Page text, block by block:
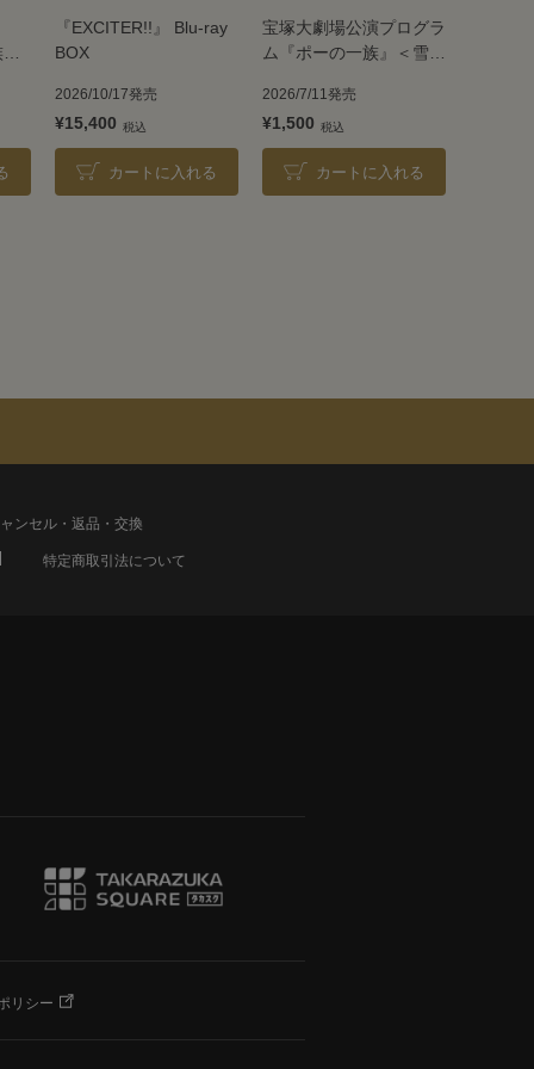
『EXCITER!!』 Blu-ray
BOX
2026/10/17発売
¥15,400
カートに入れる
宝塚大劇場公演プログラ
ム『ポーの一族』＜雪組
2026/7/11発売
¥1,500
カートに入れる
ンセル・返品・交換
特定商取引法について
リシー